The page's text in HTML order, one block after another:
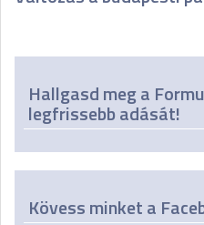
Hallgasd meg a
legfrissebb adását!
Kövess minket a